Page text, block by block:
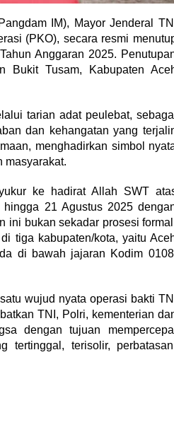
IM), Mayor Jenderal TNI
(PKO), secara resmi
Anggaran 2025.
Bukit Tusam, Kabupaten
tarian adat peulebat,
dan kehangatan yang
menghadirkan simbol
masyarakat.
ke hadirat Allah SWT
21 Agustus 2025
ini bukan sekadar prosesi
tiga kabupaten/kota, yaitu
di bawah jajaran Kodim
wujud nyata operasi bakti TNI
TNI, Polri, kementerian
dengan tujuan
tertinggal, terisolir,